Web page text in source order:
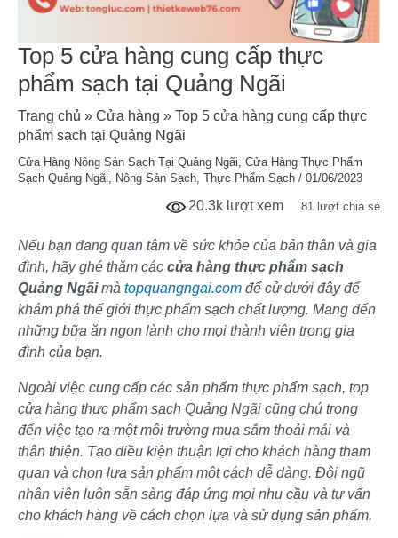
Top 5 cửa hàng cung cấp thực
phẩm sạch tại Quảng Ngãi
Trang chủ » Cửa hàng » Top 5 cửa hàng cung cấp thực
phẩm sạch tại Quảng Ngãi
Cửa Hàng Nông Sản Sạch Tại Quảng Ngãi, Cửa Hàng Thực Phẩm
Sạch Quảng Ngãi, Nông Sản Sạch, Thực Phẩm Sạch / 01/06/2023
20.3k lượt xem 81 lượt chia sẻ
Nếu bạn đang quan tâm về sức khỏe của bản thân và gia
đình, hãy ghé thăm các cửa hàng thực phẩm sạch
Quảng Ngãimà topquangngai.com để cử dưới đây để
khám phá thế giới thực phẩm sạch chất lượng. Mang đến
những bữa ăn ngon lành cho mọi thành viên trong gia
đình của bạn.
Ngoài việc cung cấp các sản phẩm thực phẩm sạch, top
cửa hàng thực phẩm sạch Quảng Ngãi cũng chú trọng
đến việc tạo ra một môi trường mua sắm thoải mái và
thân thiện. Tạo điều kiện thuận lợi cho khách hàng tham
quan và chọn lựa sản phẩm một cách dễ dàng. Đội ngũ
nhân viên luôn sẵn sàng đáp ứng mọi nhu cầu và tư vấn
cho khách hàng về cách chọn lựa và sử dụng sản phẩm.